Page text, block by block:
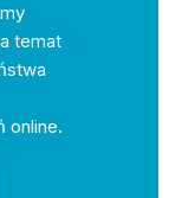
temat
online.